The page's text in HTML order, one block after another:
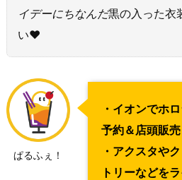
イデーにちなんだ黒の入った衣
い♥
ぱるふぇ！
・イオンでホ
予約＆店頭販売
・ アクスタや
トリーなどを